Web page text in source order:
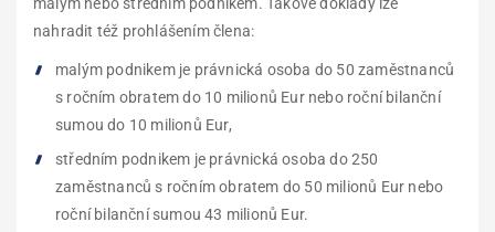
nahradit též prohlášením člena:
malým podnikem je právnická osoba do 50 zaměstnanců
s ročním obratem do 10 milionů Eur nebo roční bilanční
sumou do 10 milionů Eur,
středním podnikem je právnická osoba do 250
zaměstnanců s ročním obratem do 50 milionů Eur nebo
roční bilanční sumou 43 milionů Eur.